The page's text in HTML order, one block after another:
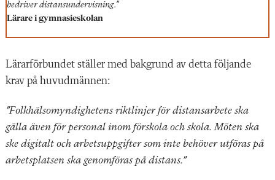
bedriver distansundervisning.”
Lärare i gymnasieskolan
Lärarförbundet ställer med bakgrund av detta följande
krav på huvudmännen:
”Folkhälsomyndighetens riktlinjer för distansarbete ska
gälla även för personal inom förskola och skola. Möten ska
ske digitalt och arbetsuppgifter som inte behöver utföras på
arbetsplatsen ska genomföras på distans.”